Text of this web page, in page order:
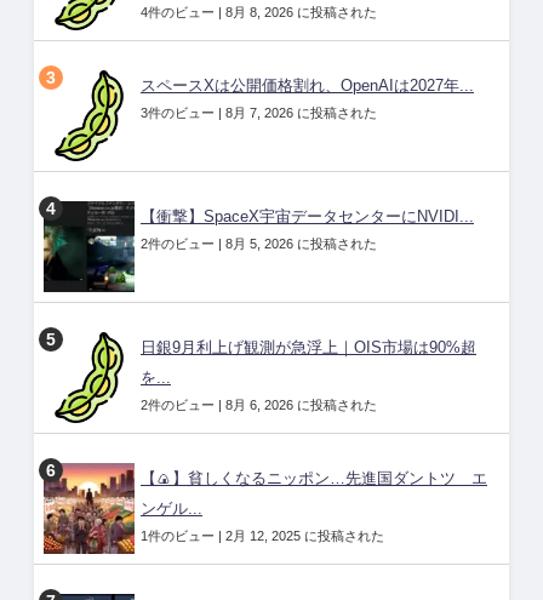
4件のビュー | 8月 8, 2026 に投稿された
スペースXは公開価格割れ、OpenAIは2027年...
3件のビュー | 8月 7, 2026 に投稿された
【衝撃】SpaceX宇宙データセンターにNVIDI...
2件のビュー | 8月 5, 2026 に投稿された
日銀9月利上げ観測が急浮上｜OIS市場は90%超
を...
2件のビュー | 8月 6, 2026 に投稿された
【🍙】貧しくなるニッポン…先進国ダントツ エ
ンゲル...
1件のビュー | 2月 12, 2025 に投稿された